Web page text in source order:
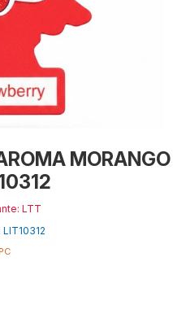
MORANGO
LTT
PC